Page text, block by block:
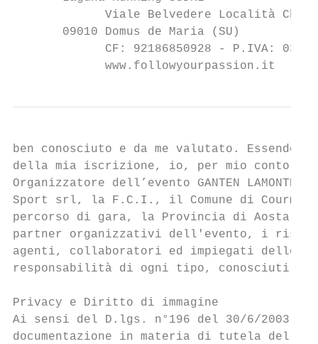
             Viale Belvedere Località Chia
       09010 Domus de Maria (SU)
CF: 92186850928 - P.IVA:
www.followyourpassion.it
ben conosciuto e da me valutato. Essendo
della mia iscrizione, io, per mio conto e
Organizzatore dell’evento GANTEN
Sport srl, la F.C.I., il Comune di
percorso di gara, la Provincia di Aosta,
partner organizzativi dell'evento, i
agenti, collaboratori ed impiegati delle
responsabilità di ogni tipo, conosciuti o
Privacy e Diritto di immagine
Ai sensi del D.lgs. n°196 del 30/6/2003,
documentazione in materia di tutela